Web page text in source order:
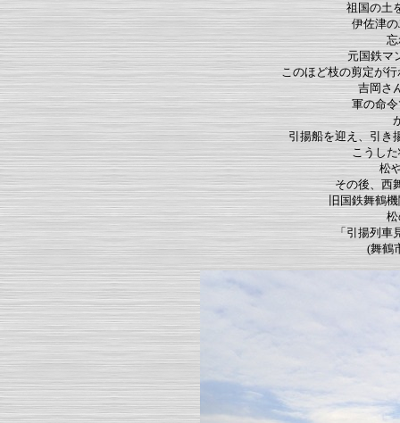
祖国の土
伊佐津
元国鉄マ
このほど枝の剪定が
吉岡さ
軍の命
引揚船を迎え、引き
こうし
松
その後、西
旧国鉄舞鶴
「引揚列
(舞鶴